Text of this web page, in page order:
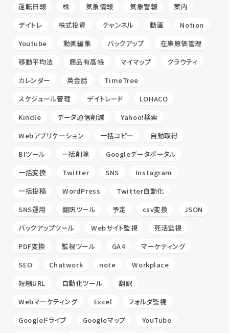
運転日報
株 気象情報 気象警報
案内
デイトレ
株式投資 チャンネル 動画
Notion
Youtube
動画編集 バックアップ
在庫原価管理
移動平均法
商品有高帳 マイマップ
クラウティ
カレンダー
英会話
TimeTree
スケジュール管理
デイトレード
LOHACO
Kindle
データ通信削減
Yahoo!検索
Webアプリケーション
一括コピー
自動取得
BIツール
一括削除
Googleデータポータル
一括変換
Twitter SNS
Instagram
一括投稿
WordPress
Twitter自動化
SNS運用
翻訳ツール 予定 csv変換
JSON
バックアップツール
Webサイト監視
死活監視
PDF変換
監視ツール GA4
マーケティング
SEO
Chatwork note
Workplace
短縮URL
自動化ツール
翻訳
Webマーケティング
Excel
フォルダ監視
Googleドライブ
Googleマップ
YouTube